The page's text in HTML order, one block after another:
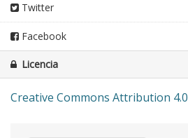
Twitter
Facebook
Licencia
Creative Commons Attribution 4.0